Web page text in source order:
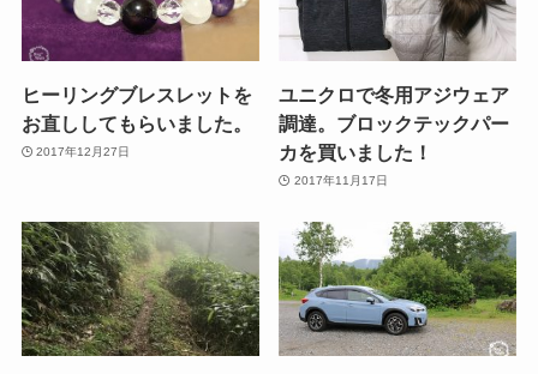
ヒーリングブレスレットを
お直ししてもらいました。
2017年12月27日
ユニクロで冬用アジウェア
調達。ブロックテックパー
カを買いました！
2017年11月17日